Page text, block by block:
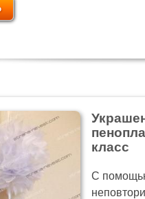
класс
С